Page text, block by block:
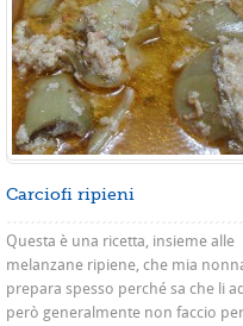
Carciofi ripieni
Questa è una ricetta, insieme alle
melanzane ripiene, che mia
prepara spesso perché sa che li
però generalmente non faccio